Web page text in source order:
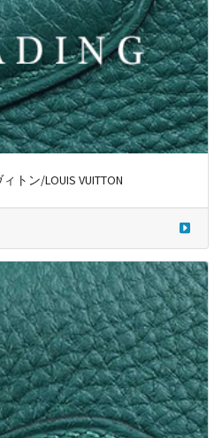
トン/LOUIS VUITTON